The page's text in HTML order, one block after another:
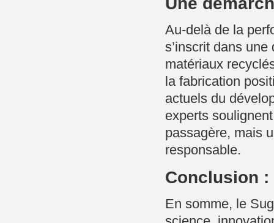
Au-delà de la
s’inscrit dans
matériaux
la fabrication
actuels du
experts
passagère, mais
responsable.
Conclusion :
En somme, le